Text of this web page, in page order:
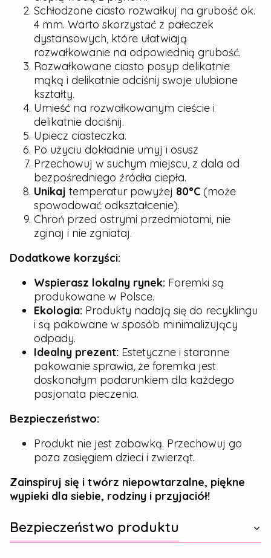
Schłodzone ciasto rozwałkuj na grubość ok.
4 mm. Warto skorzystać z pałeczek
dystansowych, które ułatwiają
rozwałkowanie na odpowiednią grubość.
Rozwałkowane ciasto posyp delikatnie
mąką i delikatnie odciśnij swoje ulubione
kształty.
Umieść na rozwałkowanym cieście i
delikatnie dociśnij.
Upiecz ciasteczka.
Po użyciu dokładnie umyj i osusz
Przechowuj w suchym miejscu, z dala od
bezpośredniego źródła ciepła.
Unikaj temperatur powyżej 80°C (może
spowodować odkształcenie).
Chroń przed ostrymi przedmiotami, nie
zginaj i nie zgniataj.
Dodatkowe korzyści:
Wspierasz lokalny rynek: Foremki są
produkowane w Polsce.
Ekologia: Produkty nadają się do recyklingu
i są pakowane w sposób minimalizujący
odpady.
Idealny prezent: Estetyczne i staranne
pakowanie sprawia, że foremka jest
doskonałym podarunkiem dla każdego
pasjonata pieczenia.
Bezpieczeństwo:
Produkt nie jest zabawką. Przechowuj go
poza zasięgiem dzieci i zwierząt.
Zainspiruj się i twórz niepowtarzalne, piękne
wypieki dla siebie, rodziny i przyjaciół!
Bezpieczeństwo produktu